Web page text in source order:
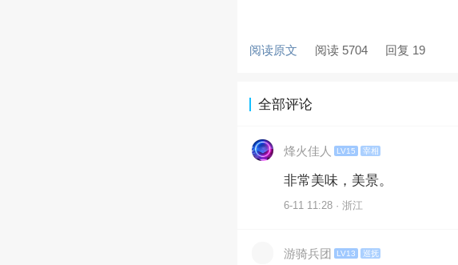
阅读原文 阅读 5704 回复 19
全部评论
烽火佳人 LV15 宰相
非常美味，美景。
6-11 11:28 · 浙江
游骑兵团 LV13 巡抚